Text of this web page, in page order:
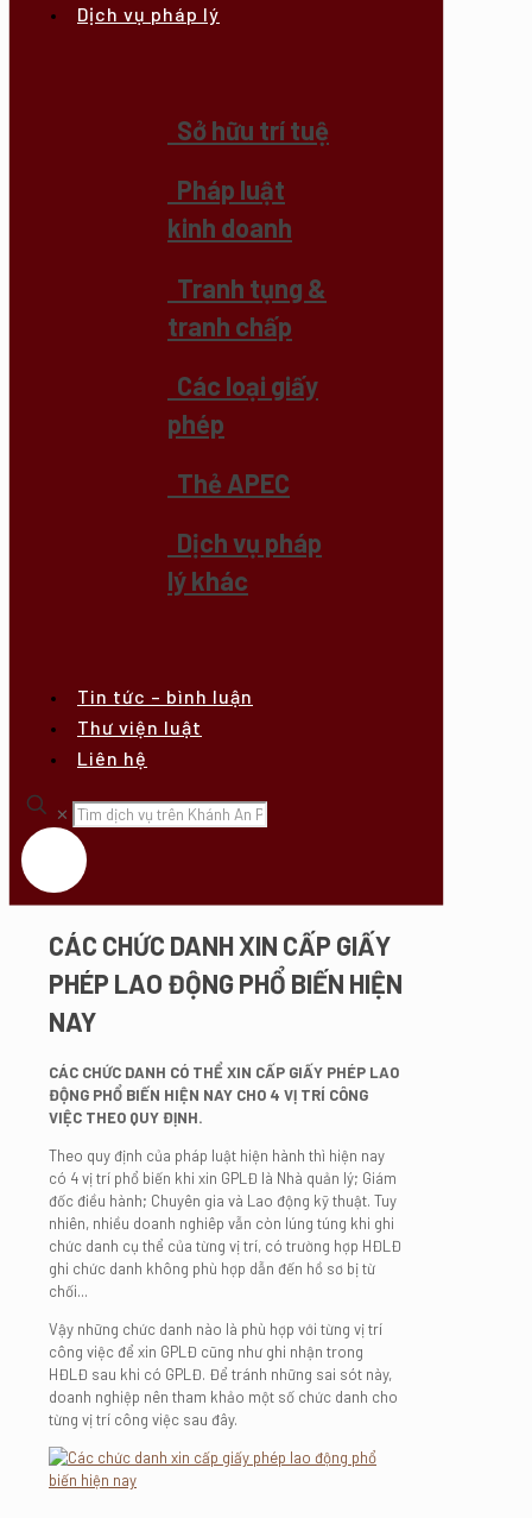
Dịch vụ pháp lý
Sở hữu trí tuệ
Pháp luật
kinh doanh
Tranh tụng &
tranh chấp
Các loại giấy
phép
Thẻ APEC
Dịch vụ pháp
lý khác
Tin tức – bình luận
Thư viện luật
Liên hệ
✕
CÁC CHỨC DANH XIN CẤP GIẤY
PHÉP LAO ĐỘNG PHỔ BIẾN HIỆN
NAY
CÁC CHỨC DANH CÓ THỂ XIN CẤP GIẤY PHÉP LAO
ĐỘNG PHỔ BIẾN HIỆN NAY CHO 4 VỊ TRÍ CÔNG
VIỆC THEO QUY ĐỊNH.
Theo quy định của pháp luật hiện hành thì hiện nay
có 4 vị trí phổ biến khi xin GPLĐ là Nhà quản lý; Giám
đốc điều hành; Chuyên gia và Lao động kỹ thuật. Tuy
nhiên, nhiều doanh nghiêp vẫn còn lúng túng khi ghi
chức danh cụ thể của từng vị trí, có trường hợp HĐLĐ
ghi chức danh không phù hợp dẫn đến hồ sơ bị từ
chối...
Vậy những chức danh nào là phù hợp với từng vị trí
công việc để xin GPLĐ cũng như ghi nhận trong
HĐLĐ sau khi có GPLĐ. Để tránh những sai sót này,
doanh nghiệp nên tham khảo một số chức danh cho
từng vị trí công việc sau đây.